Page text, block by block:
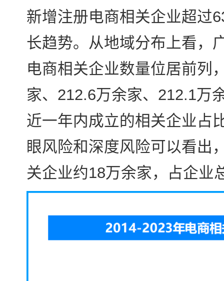
新增注册电商相关企业超过
长趋势。从地域分布上看，
电商相关企业数量位居前列
家、212.6万余家、212.1万
近一年内成立的相关企业占
眼风险和深度风险可以看出
关企业约18万余家，占企业